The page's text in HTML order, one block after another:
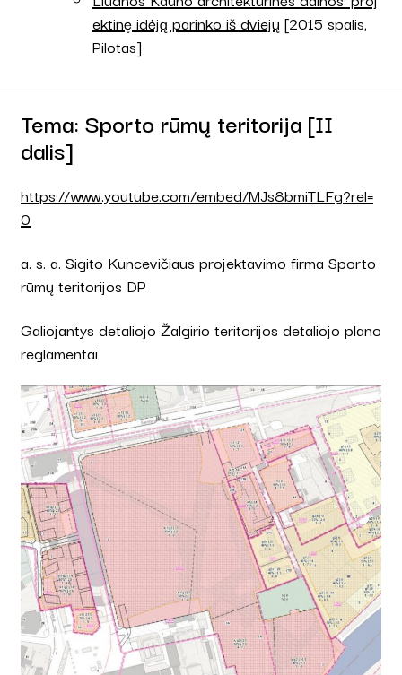
ektinę idėją parinko iš dviejų [2015 spalis,
Pilotas]
Tema: Sporto rūmų teritorija [II
dalis]
https://www.youtube.com/embed/MJs8bmiTLFg?rel=
0
a. s. a. Sigito Kuncevičiaus projektavimo firma Sporto
rūmų teritorijos DP
Galiojantys detaliojo Žalgirio teritorijos detaliojo plano
reglamentai